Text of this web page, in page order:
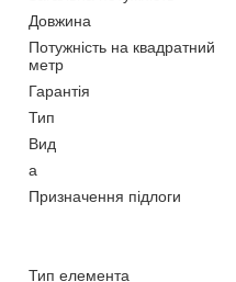
Довжина
Потужність на квадратний
метр
Гарантія
Тип
Вид
а
Призначення підлоги
Тип елемента